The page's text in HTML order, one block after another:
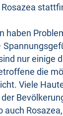
haben
nur einige
die
Viele
auch